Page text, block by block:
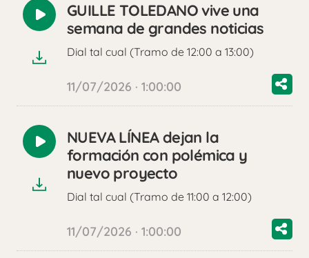
Reproducir
audio
GUILLE TOLEDANO vive una
semana de grandes noticias
Dial tal cual (Tramo de 12:00 a 13:00)
11/07/2026 · 1:00:00
Reproducir
audio
NUEVA LÍNEA dejan la
formación con polémica y
nuevo proyecto
Dial tal cual (Tramo de 11:00 a 12:00)
11/07/2026 · 1:00:00